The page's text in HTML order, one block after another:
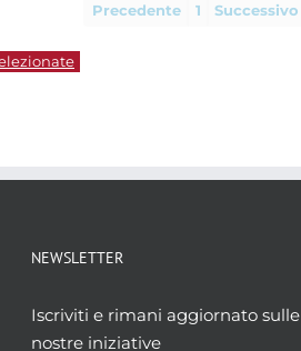
Precedente 1 Successivo
NEWSLETTER
Iscriviti e rimani aggiornato sulle
nostre iniziative